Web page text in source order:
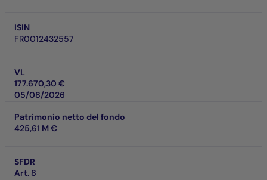
ISIN
FR0012432557
VL
177.670,30 €
05/08/2026
Patrimonio netto del fondo
425,61 M €
SFDR
Art. 8